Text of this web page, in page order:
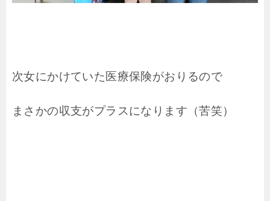
次女にかけていた医療保険がおりるので
まさかの収支がプラスになります（苦笑）